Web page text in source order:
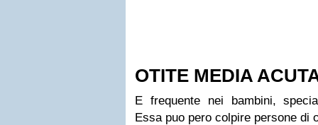
OTITE MEDIA
E frequente nei bambini,
Essa puo pero colpire persone di